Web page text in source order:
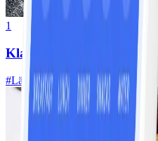
1
Klassisk vitkålssallad
#Lätt 20 MIN